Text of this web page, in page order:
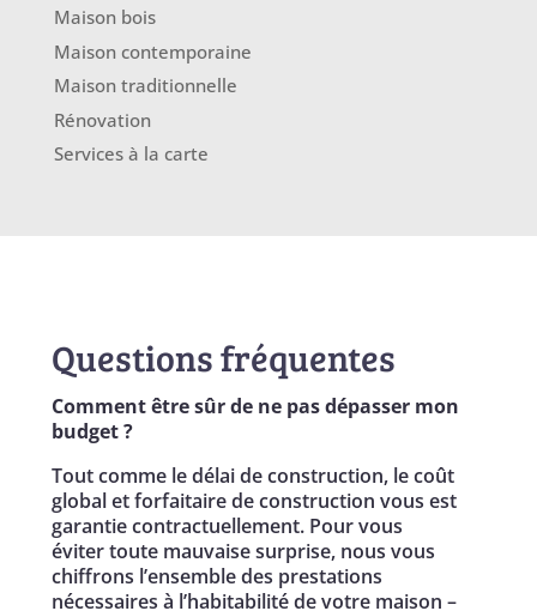
Maison bois
Maison contemporaine
Maison traditionnelle
Rénovation
Services à la carte
Questions fréquentes
Comment être sûr de ne pas dépasser mon
budget ?
Tout comme le délai de construction, le coût
global et forfaitaire de construction vous est
garantie contractuellement. Pour vous
éviter toute mauvaise surprise, nous vous
chiffrons l’ensemble des prestations
nécessaires à l’habitabilité de votre maison –